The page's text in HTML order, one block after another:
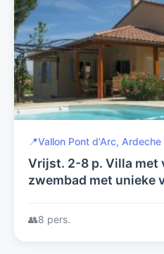
📍Vallon Pont d'Arc, Ardeche
Vrijst. 2-8 p. Villa met
zwembad met unieke
d'Arc, aan de rivier de
👥8 pers.